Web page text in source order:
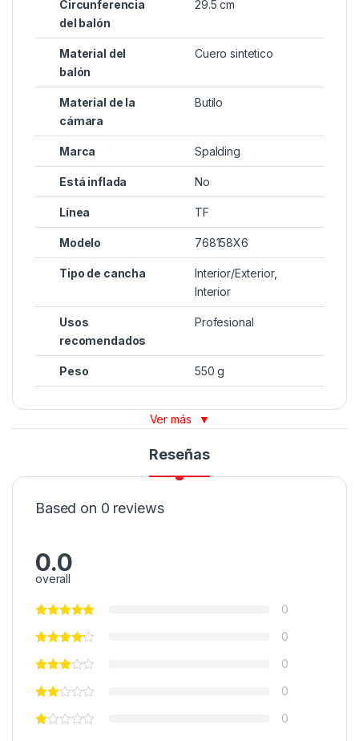
Circunferencia
del balón
29.5 cm
Material del
balón
Cuero sintetico
Material de la
cámara
Butilo
Marca Spalding
Está inflada No
Línea TF
Modelo 768158X6
Tipo de cancha
Interior/Exterior,
Interior
Usos
recomendados
Profesional
Peso 550 g
Ver más ▼
Reseñas
Based on 0 reviews
0.0
overall
0
0
0
0
0